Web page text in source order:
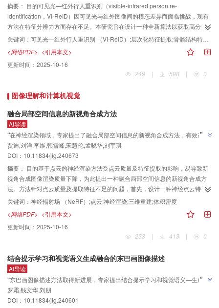
其他先进方法中结果最佳的Faster_RCNN_hrnet（F1值82.91%，mAP值
70.02%）。在VTMOT数据集上，本文方法同样表现优异，F1值为90.01%，
mAP为73.44%，优于SCI方法（F1值85.91%，mAP值72.19%）和
Faster_RCNN_hrnet（F1值84.48%，mAP值71.16%）。此外，消融实验验证
一体化框架在复杂低光环境下的优越性，有效解决了生成过程与检测任务割裂
的问题。未来研究将进一步优化生成效率，并扩展该方法至更多多模态应用领
摘要： 目的可见光—红外行人重识别（visible-infrared person re-
identification，VI-ReID）因可见光与红外图像间的模态差异而面临挑战，现有
方法在特征分辨力方面存在不足。本研究旨在设计一种全新算法以获取高分辨
力的行人特征，弥补跨模态识别任务中的不足。方法提出一种融合结构与视觉
特征的VI-ReID算法，通过双流分支进行处理。首先，借助姿态估计提取骨骼关
键点生成结构特征图，通过图卷积网络（graph convolutional network，
GCN）学习骨骼的结构化信息，以构建结构特征提取分支；同时，以
ResNet50（residual network）作为视觉提取分支获取图像视觉特征。在此基
attention mechanism，SVIAM），融合骨骼和视觉特征，得到高分辨力的联合
特征表示。此外，为增强骨骼特征的一致性，提出结构内聚损失（structural
cohesion loss，SCLoss）函数，持续优化骨骼特征，有效减少模态内差异，保
证算法的稳定性与准确性。结果实验结果表明，所提算法在SYSU-MM01数据集
上表现卓越，相较于基线DEEN（diverse embedding expansion network），
在all search模式下，Rank-1准确率提高4.21%，mAP（mean average
precision）提高3.52%；在indoor search模式下，Rank-1准确率提高7.39%，
mAP提高2.56%。结论本研究提出融合结构与视觉特征的VI-ReID算法，有效提
升了跨模态行人重识别的识别精度，并在复杂场景中展现较高的鲁棒性和准确
性。
关键词： 可见光—红外行人重识别 （VI-ReID）;层次化特征提取;骨骼结构特征;结构—视觉跨模态注意力机制 （SVIAM）;结构内聚损失 （SCLoss）
<网络PDF> <引用本文>
更新时间： 2025-10-16
249
| 598 | 0
图像理解和计算机视觉
融合局部空间信息的新视角合成方法
AI导读
“在神经渲染领域，专家提出了融合局部空间信息的新视角合成方法，有效改善
了因点云质量和特征提取导致的渲染质量下降，为提升渲染效果提供了新方
案。 ”
”
贾迪,刘洋,李维,韩雪峰,宋慧伦,孟晓华,刘宇琪
DOI：10.11834/jig.240673
摘要： 目的基于点云的神经渲染方法受点云质量及特征提取的影响，易导致新
视角合成图像渲染质量下降，为此提出一种融合局部空间信息的新视角合成方
法。方法针对点云质量及提取特征不足的问题，首先，设计一种神经点云特征
对齐模块，将点云与图像匹配区域的特征进行对齐，融合后构成神经点云，提
升其特征的局部表达能力；其次，提出一种神经点云Transformer模块，用于融
合局部神经点云的上下文信息，在点云质量不佳的情况下仍能提取可靠的局部
空间信息，有效增强了点云神经渲染方法的合成质量。结果实验结果表明，在
真实场景数据集中，对于只包含单一物品的数据集Tanks and Temples，本文方
NeRF（neural radiance field）方法相比提升19.2%，相较于使用点云输入的
方法Tetra-NeRF和Point-NeRF分别提升了6.4%和3.8%，即使在场景更为复杂
的ScanNet数据集中，与NeRF方法及Point-NeRF相比分别提升了34.6%和
2.1%。结论本文方法能够更好地利用点云的局部空间信息，有效改善了稀疏视
角图像输入下因点云质量和提取特征导致的渲染质量下降，实验结果验证了本
关键词： 神经辐射场 （NeRF）;点云;神经渲染;三维重建;体积密度
<网络PDF> <引用本文>
更新时间： 2025-10-16
233
| 413 | 0
结合提示学习和视觉语义生成融合的东巴画图像描述
AI导读
“东巴画图像描述方法取得新进展，专家提出结合提示学习和视觉语义—生成融
合的方法，有效提升了描述准确性和文化表达能力。
”
罗霜,钱文华,刘朋
DOI：10.11834/jig.240601